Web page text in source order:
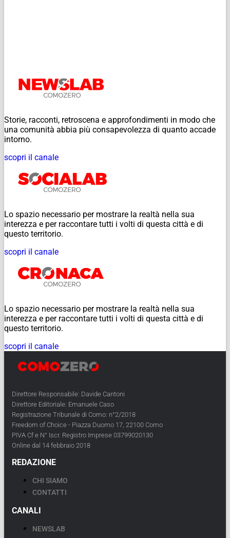
Storie, racconti, retroscena e approfondimenti in modo che
una comunità abbia più consapevolezza di quanto accade
intorno.
scopri il canale
Lo spazio necessario per mostrare la realtà nella sua
interezza e per raccontare tutti i volti di questa città e di
questo territorio.
scopri il canale
Lo spazio necessario per mostrare la realtà nella sua
interezza e per raccontare tutti i volti di questa città e di
questo territorio.
scopri il canale
Direttore Responsabile: Davide Cantoni
Direttore Editoriale: Emanuele Caso
Registrazione Tribunale di Como: n°2/2018
Freedom of Choice - Piazza Duomo 17, 22100 Como
PIVA Cf e N° Iscr. Registro Imprese 03799020130
Online dal 14 febbraio 2018
REDAZIONE
CHI SIAMO
CONTATTI
CANALI
NEWSLAB